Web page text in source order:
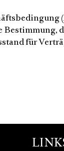
für